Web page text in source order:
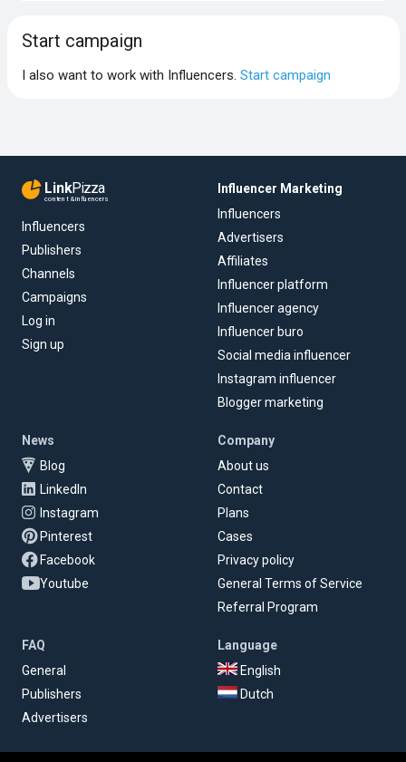
Start campaign
I also want to work with Influencers. Start campaign
LinkPizza
content & influencers
Influencers
Publishers
Channels
Campaigns
Log in
Sign up
Influencer Marketing
Influencers
Advertisers
Affiliates
Influencer platform
Influencer agency
Influencer buro
Social media influencer
Instagram influencer
Blogger marketing
News
Blog
LinkedIn
Instagram
Pinterest
Facebook
Youtube
Company
About us
Contact
Plans
Cases
Privacy policy
General Terms of Service
Referral Program
FAQ
General
Publishers
Advertisers
Language
English
Dutch